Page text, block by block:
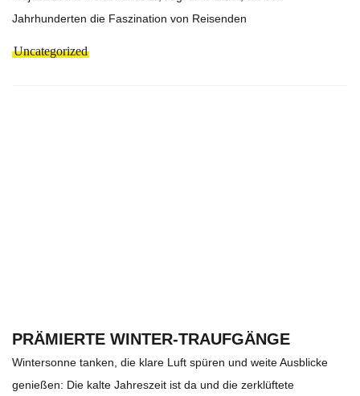
Jahrhunderten die Faszination von Reisenden
Uncategorized
PRÄMIERTE WINTER-TRAUFGÄNGE
Wintersonne tanken, die klare Luft spüren und weite Ausblicke
genießen: Die kalte Jahreszeit ist da und die zerklüftete